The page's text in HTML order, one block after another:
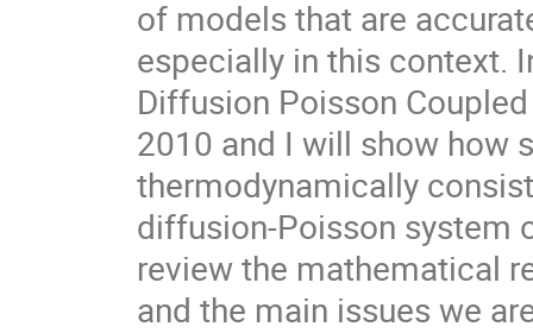
of models that are
especially in this context.
Diffusion Poisson
2010 and I will show how
thermodynamically
diffusion-Poisson system
review the mathematical
and the main issues we